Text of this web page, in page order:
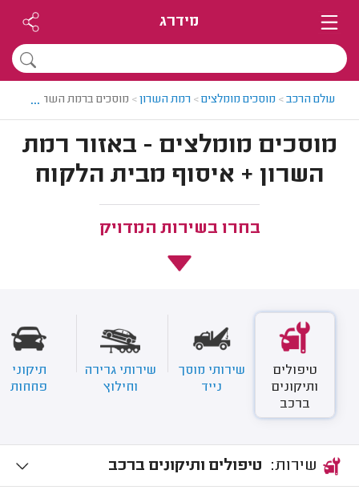
מידרג
עולם הרכב> מוסכים מומלצים> רמת השרון> מוסכים ברמת השרון...
מוסכים מומלצים - באזור רמת
השרון + איסוף מבית הלקוח
בחרו בשירות המדויק
טיפולים
ותיקונים
ברכב
שירותי מוסך
נייד
שירותי גרירה
וחילוץ
תיקוני
פחחות
טיפולים ותיקונים ברכב